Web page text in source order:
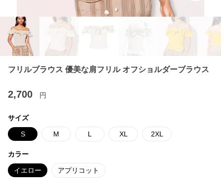
フリルブラウス 優美な肩フリル オフショルダーブラウス
2,700 円
サイズ
S M L XL 2XL
カラー
イエロー アプリコット